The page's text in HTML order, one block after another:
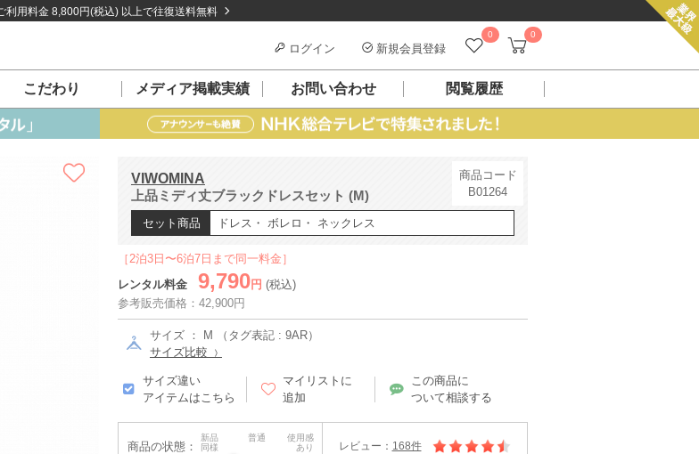
利用料金 8,800円(税込) 以上で往復送料無料
0 0
ログイン 新規会員登録
こだわり メディア掲載実績 お問い合わせ 閲覧履歴
VIWOMINA
上品ミディ丈ブラックドレスセット (M)
商品コード
B01264
セット商品 ドレス・ ボレロ・ ネックレス
［2泊3日〜6泊7日まで同一料金］
レンタル料金
9,790 円 (税込)
参考販売価格：42,900円
サイズ ： M （タグ表記 : 9AR）
サイズ比較
サイズ違い
アイテムはこちら
マイリストに
追加
この商品に
ついて相談する
商品の状態：
新品
同様
普通
使用感
あり
レビュー： 168件